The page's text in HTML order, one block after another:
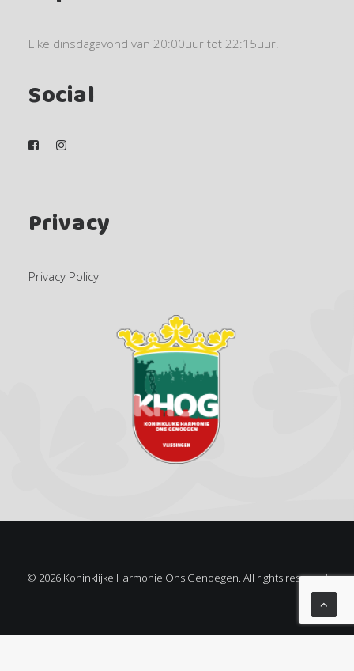
Elke dinsdagavond van 20:00uur tot 22:15uur.
Social
Privacy
Privacy Policy
© 2026 Koninklijke Harmonie Ons Genoegen. All rights reserved